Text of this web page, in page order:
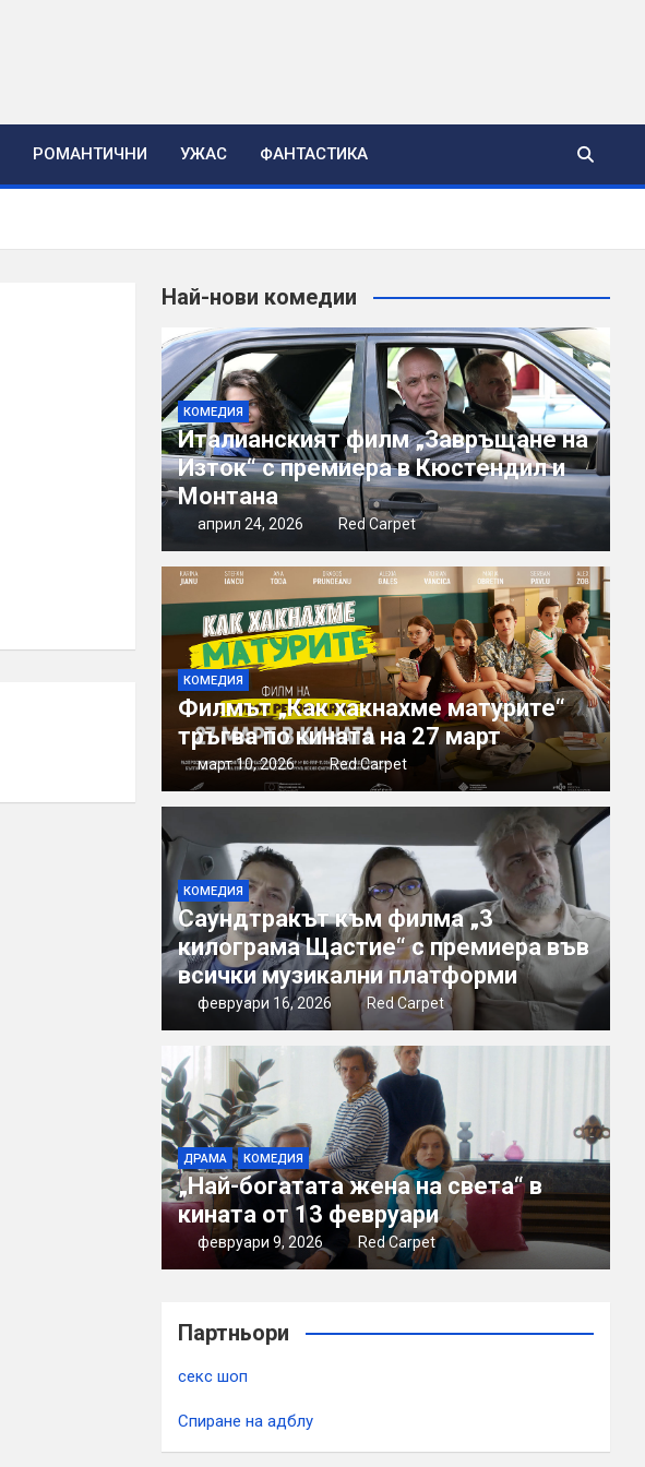
РОМАНТИЧНИ УЖАС ФАНТАСТИКА
Най-нови комедии
КОМЕДИЯ
Италианският филм „Завръщане на
Изток“ с премиера в Кюстендил и
Монтана
април 24, 2026 Red Carpet
КОМЕДИЯ
Филмът „Как хакнахме матурите“
тръгва по кината на 27 март
март 10, 2026 Red Carpet
КОМЕДИЯ
Саундтракът към филма „3
килограма Щастие“ с премиера във
всички музикални платформи
февруари 16, 2026 Red Carpet
ДРАМА КОМЕДИЯ
„Най-богатата жена на света“ в
кината от 13 февруари
февруари 9, 2026 Red Carpet
Партньори
секс шоп
Спиране на адблу